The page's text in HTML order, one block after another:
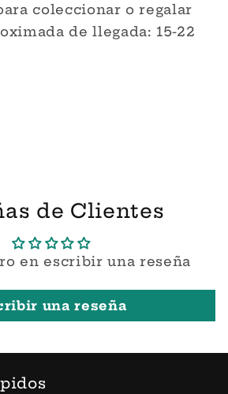
coleccionar o regalar
de llegada: 15-22
de Clientes
en escribir una reseña
una reseña